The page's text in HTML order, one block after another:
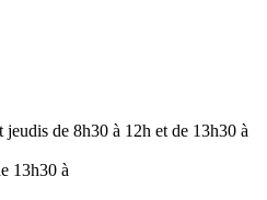
de 8h30 à 12h et de 13h30 à
13h30 à